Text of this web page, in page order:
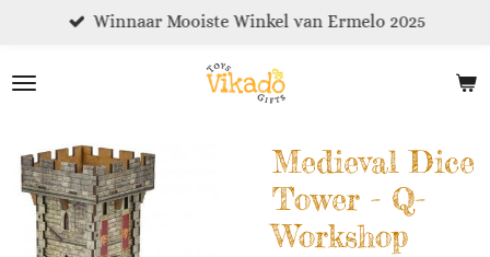
naar
Winnaar Mooiste Winkel van Ermelo 2025
Medieval Dice
Tower - Q-
Workshop